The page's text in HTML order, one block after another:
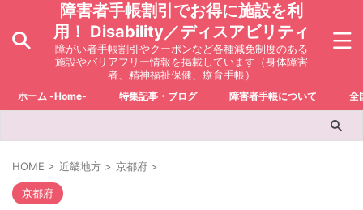
障害者手帳割引でお得に施設を利
用！ Disability／ディスアビリティ
障がい者手帳割引やクーポンなど各種減免制度のある
施設やバリアフリー情報を掲載しています（身体障害
者、精神福祉保健、療育手帳）
ホーム -Home- 特集記事・ブログ 障害者手帳について 全
HOME > 近畿地方 > 京都府 >
京都府